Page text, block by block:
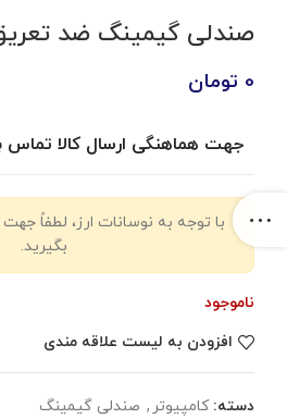
صندلی گیمینگ ضد
0 تومان
جهت هماهنگی ارسال کالا تماس
با توجه به نوسانات ارز، لطفاً
بگیرید.
ناموجود
افزودن به لیست علاقه مندی
دسته: کامپیوتر , صندلی گیمینگ